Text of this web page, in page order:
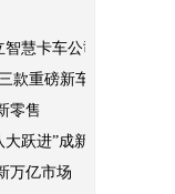
慧卡车公司，将在20
款重磅新车同场发布
零售
跃进”成新趋势
万亿市场